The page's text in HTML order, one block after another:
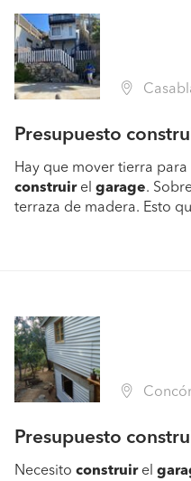
Casablanca
Presupuesto
Hay que mover tierra
construirel garage.
terraza de madera. Esto
Concón
Presupuesto
Necesito construirel